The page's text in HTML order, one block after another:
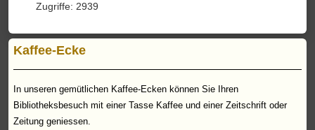
Zugriffe: 2939
Kaffee-Ecke
In unseren gemütlichen Kaffee-Ecken können Sie Ihren
Bibliotheksbesuch mit einer Tasse Kaffee und einer Zeitschrift oder
Zeitung geniessen.